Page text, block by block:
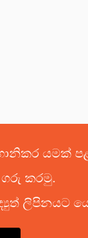
හානිකර
ගරු කරමු.
ලිපිනයට